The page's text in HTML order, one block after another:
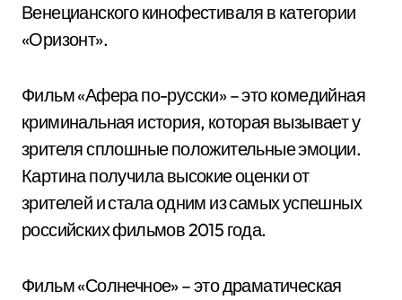
Венецианского кинофестиваля в категории
«Оризонт».
Фильм «Афера по-русски» – это комедийная
криминальная история, которая вызывает у
зрителя сплошные положительные эмоции.
Картина получила высокие оценки от
зрителей и стала одним из самых успешных
российских фильмов 2015 года.
Фильм «Солнечное» – это драматическая